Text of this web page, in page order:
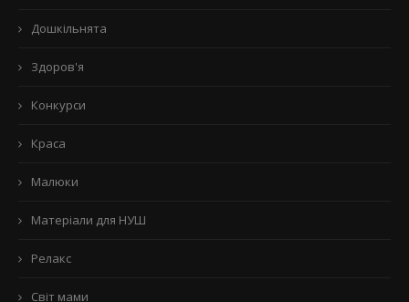
Дошкільнята
Здоров'я
Конкурси
Краса
Малюки
Матеріали для НУШ
Релакс
Світ мами